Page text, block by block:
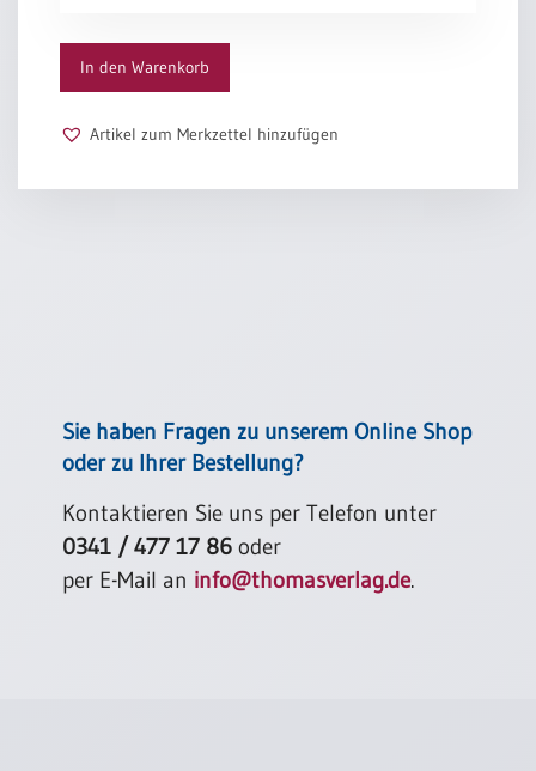
In den Warenkorb
Artikel zum Merkzettel hinzufügen
Sie haben Fragen zu unserem Online Shop
oder zu Ihrer Bestellung?
Kontaktieren Sie uns per Telefon unter
0341 / 477 17 86 oder
per E-Mail an info@thomasverlag.de.